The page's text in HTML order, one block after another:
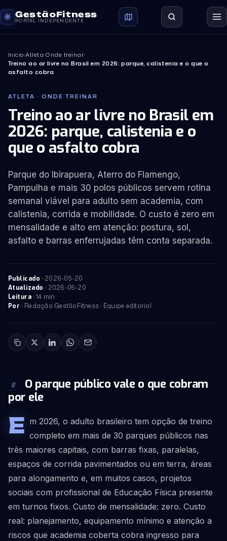
GestãoFitness
PORTAL INDEPENDENTE
Início›Atleta›Onde treinar›
Treino ao ar livre no Brasil em 2026: parque, calistenia e o que o
asfalto cobra
ATLETA · ONDE TREINAR
Treino ao ar livre no Brasil em
2026: parque, calistenia e o
que o asfalto cobra
Parque do Ibirapuera, Aterro do Flamengo,
Pampulha e mais 30 polos públicos servem rotina
semanal viável para adulto sem academia, com
calistenia, corrida e mobilidade. O custo é zero em
mensalidade e alto em atenção: postura, sol,
asfalto e barras enferrujadas têm conta separada.
Publicado · 2026-05-20
Atualizado · 2026-05-20
Leitura · 14 min
Por · Redação GestãoFitness · Equipe editorial
#
O parque público vale o que cobram
por ele
E m 2026, o adulto brasileiro tem opção de treino
completo em mais de 30 parques públicos nas
três maiores capitais, com barras fixas, paralelas,
espaços de corrida pavimentados ou em terra, áreas
para alongamento e, em muitos casos, projetos
sociais com profissional de Educação Física presente
em turnos fixos. Custo de mensalidade: zero. Custo
real: planejamento, equipamento mínimo e atenção a
riscos que academia coberta cobra ingresso para